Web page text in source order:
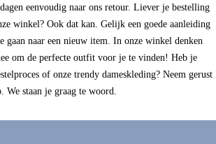
eenvoudig naar ons retour. Liever je bestelling
winkel? Ook dat kan. Gelijk een goede aanleiding
gaan naar een nieuw item. In onze winkel denken
om de perfecte outfit voor je te vinden! Heb je
of onze trendy dameskleding? Neem gerust
We staan je graag te woord.